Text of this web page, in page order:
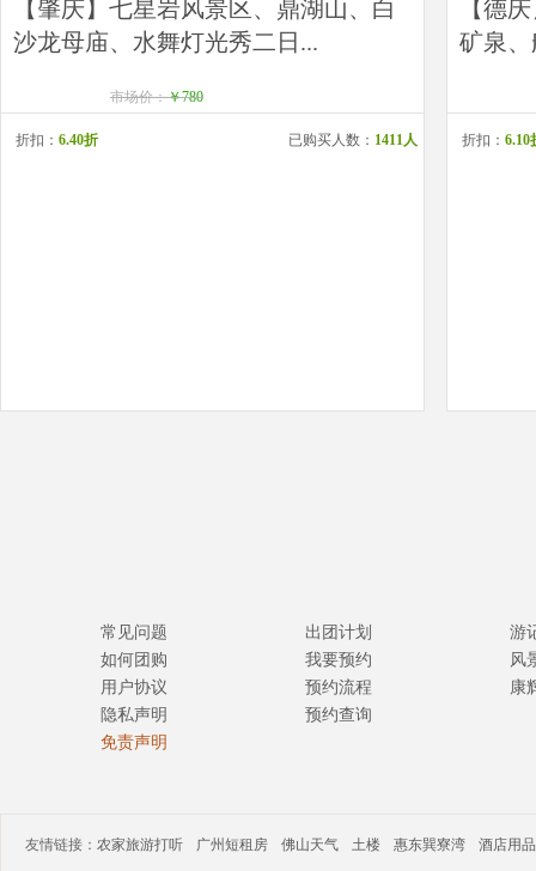
【肇庆】七星岩风景区、鼎湖山、白
沙龙母庙、水舞灯光秀二日...
市场价：￥780
折扣： 6.40折 已购买人数： 1411人
【德
矿泉
折扣： 6.10
常见问题
如何团购
用户协议
隐私声明
免责声明
出团计划
我要预约
预约流程
预约查询
游
风
康
友情链接： 农家旅游打听 广州短租房 佛山天气 土楼 惠东巽寮湾 酒店用品